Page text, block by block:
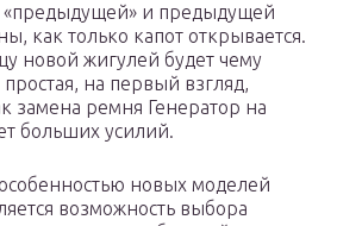
«предыдущей» и предыдущей
как только капот открывается.
новой жигулей будет чему
простая, на первый взгляд,
замена ремня Генератор на
больших усилий.
новых моделей
возможность выбора